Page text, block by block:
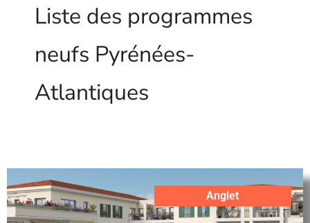
Liste des programmes
neufs Pyrénées-
Atlantiques
Anglet